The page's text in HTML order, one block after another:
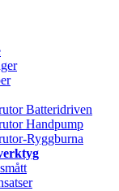
Batteridriven
Handpump
Ryggburna